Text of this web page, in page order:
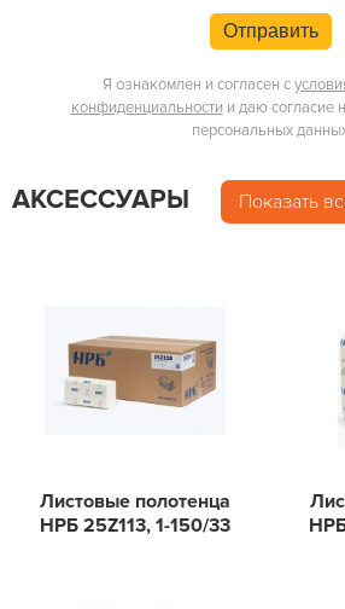
Отправить
Я ознакомлен и согласен с
конфиденциальности и даю согласие
персональных
АКСЕССУАРЫ Показать
Листовые полотенца
НРБ 25Z113, 1-150/33